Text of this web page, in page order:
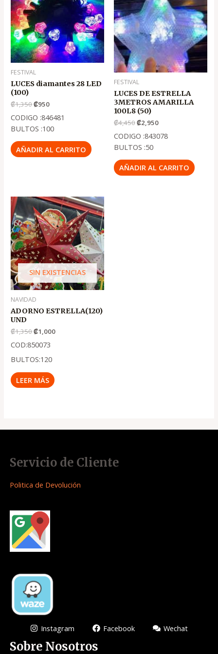
FESTIVAL
LUCES diamantes 28 LED
(100)
₡1,350
.
₡1,350
₡950
CODIGO :846481
BULTOS :100
AÑADIR AL CARRITO
FESTIVAL
LUCES DE ESTRELLA
3METROS AMARILLA
100L8 (50)
₡4,450
₡4,450
₡2,950
.
₡2,950
CODIGO :843078
BULTOS :50
AÑADIR AL CARRITO
SIN EXISTENCIAS
NAVIDAD
ADORNO ESTRELLA(120)
UND
₡1,350
El
precio
original
era:
.
₡1,350
₡1,000
El
precio
actual
es:
.
₡1,000
COD:850073
BULTOS:120
LEER MÁS
Servicio de Cliente
Politica de Devolución
Instagram Facebook Wechat
Sobre Nosotros